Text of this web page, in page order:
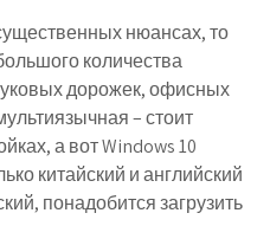
нюансах, то
количества
дорожек, офисных
– стоит
а вот Windows 10
китайский и английский
понадобится загрузить